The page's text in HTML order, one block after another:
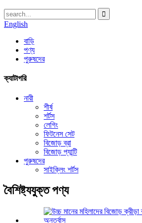
English
বাড়ি
পণ্য
পুরুষদের
ক্যাটাগরি
নারী
শীর্ষ
শর্টস
লেগিং
ফিটনেস সেট
বিজোড় ব্রা
বিজোড় প্যান্টি
পুরুষদের
সাইক্লিং শর্টস
বৈশিষ্ট্যযুক্ত পণ্য